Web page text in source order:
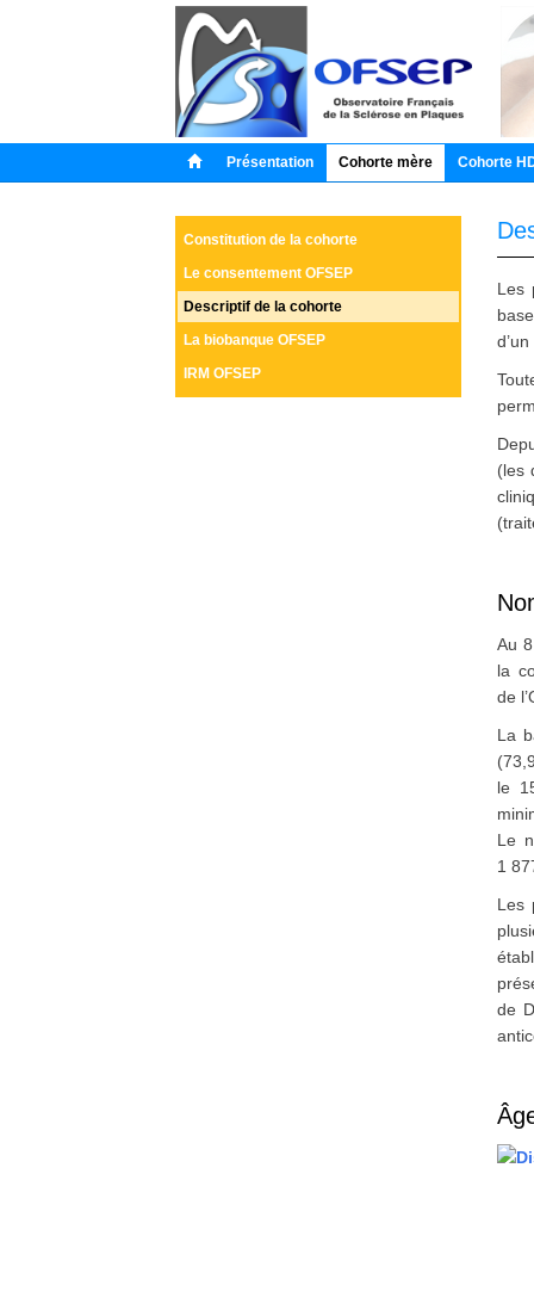
Présentation Cohorte mère Cohorte
Constitution de la cohorte
Le consentement OFSEP
Descriptif de la cohorte
La biobanque OFSEP
IRM OFSEP
Les
(les
Au
la
de
La
le
Le
1
Les
de